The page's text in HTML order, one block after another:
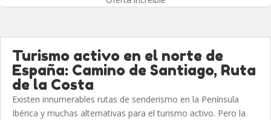
Turismo activo en el norte de
España: Camino de Santiago, Ruta
de la Costa
Existen innumerables rutas de senderismo en la Península
Ibérica y muchas alternativas para el turismo activo. Pero la